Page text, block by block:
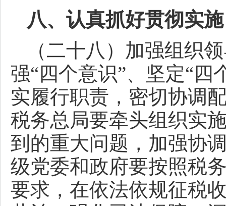
八、认真抓好贯彻实施
（二十八）加强组织
强“四个意识”、坚定“四
实履行职责，密切协调
税务总局要牵头组织实
到的重大问题，加强协
级党委和政府要按照税
要求，在依法依规征税